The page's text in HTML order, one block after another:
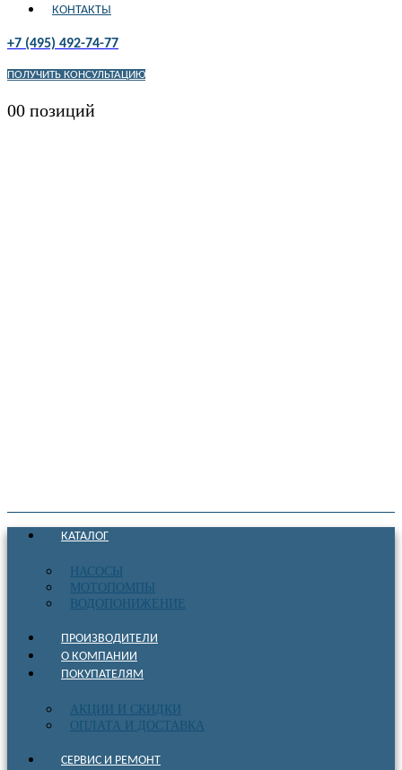
КОНТАКТЫ
+7 (495) 492-74-77
ПОЛУЧИТЬ КОНСУЛЬТАЦИЮ
00 позиций
КАТАЛОГ
НАСОСЫ
МОТОПОМПЫ
ВОДОПОНИЖЕНИЕ
ПРОИЗВОДИТЕЛИ
О КОМПАНИИ
ПОКУПАТЕЛЯМ
АКЦИИ И СКИДКИ
ОПЛАТА И ДОСТАВКА
СЕРВИС И РЕМОНТ